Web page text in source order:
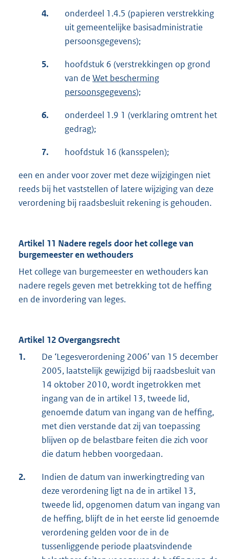
4.
onderdeel 1.4.5 (papieren verstrekking
uit gemeentelijke basisadministratie
persoonsgegevens);
5.
hoofdstuk 6 (verstrekkingen op grond
van de Wet bescherming
persoonsgegevens);
6.
onderdeel 1.9 1 (verklaring omtrent het
gedrag);
7. hoofdstuk 16 (kansspelen);
een en ander voor zover met deze wijzigingen niet
reeds bij het vaststellen of latere wijziging van deze
verordening bij raadsbesluit rekening is gehouden.
Artikel 11 Nadere regels door het college van
burgemeester en wethouders
Het college van burgemeester en wethouders kan
nadere regels geven met betrekking tot de heffing
en de invordering van leges.
Artikel 12 Overgangsrecht
1.
De ‘Legesverordening 2006’ van 15 december
2005, laatstelijk gewijzigd bij raadsbesluit van
14 oktober 2010, wordt ingetrokken met
ingang van de in artikel 13, tweede lid,
genoemde datum van ingang van de heffing,
met dien verstande dat zij van toepassing
blijven op de belastbare feiten die zich voor
die datum hebben voorgedaan.
2.
Indien de datum van inwerkingtreding van
deze verordening ligt na de in artikel 13,
tweede lid, opgenomen datum van ingang van
de heffing, blijft de in het eerste lid genoemde
verordening gelden voor de in de
tussenliggende periode plaatsvindende